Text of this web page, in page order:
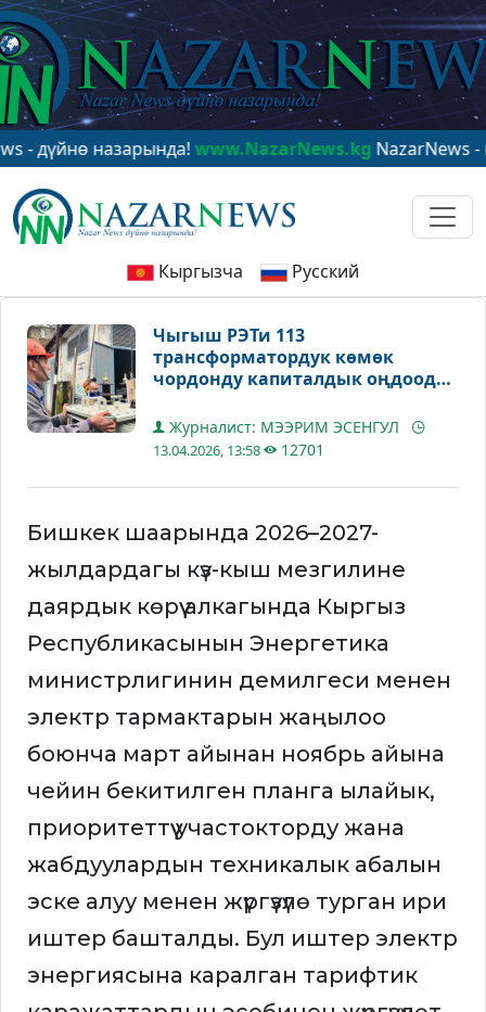
назарында!www.NazarNews.kgNazarNews - в
Кыргызча Русский
Чыгыш РЭТи 113
трансформатордук көмөк
чордонду капиталдык оңдоодон
Журналист: МЭЭРИМ ЭСЕНГУЛ
13.04.2026, 13:58 12701
Бишкек шаарында 2026–2027-
жылдардагы күз-кыш мезгилине
даярдык көрүү алкагында Кыргыз
Республикасынын Энергетика
министрлигинин демилгеси менен
электр тармактарын жаңылоо
боюнча март айынан ноябрь айына
чейин бекитилген планга ылайык,
приоритеттүү участокторду жана
жабдуулардын техникалык абалын
эске алуу менен жүргүзүлө турган ири
иштер башталды. Бул иштер электр
энергиясына каралган тарифтик